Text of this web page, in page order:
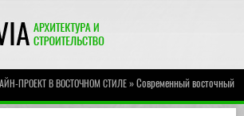
ПРОЕКТ В ВОСТОЧНОМ СТИЛЕ» Современный восточный